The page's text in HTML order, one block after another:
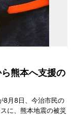
熊本へ支援の
8月8日、今治市民の
に、熊本地震の被災